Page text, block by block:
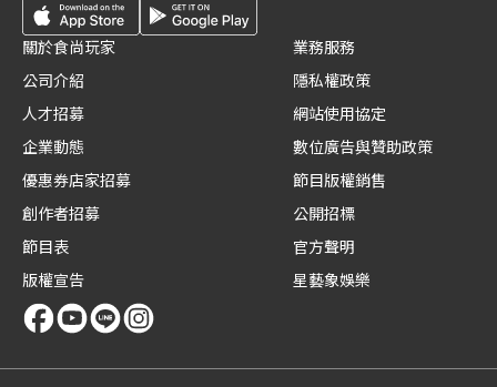
關於食尚玩家
公司介紹
人才招募
企業動態
優惠券店家招募
創作者招募
節目表
版權宣告
業務服務
隱私權政策
網站使用協定
數位廣告與贊助政策
節目版權銷售
公開招標
官方聲明
星藝象娛樂